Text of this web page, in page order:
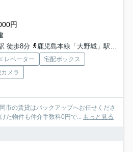
円
徒歩8分
鹿児島本線「大野城」駅 徒歩3分
レベーター
宅配ボックス
カメラ
市の賃貸はバックアップへお任せくださ
た物件も仲介手数料0円で... もっと見る